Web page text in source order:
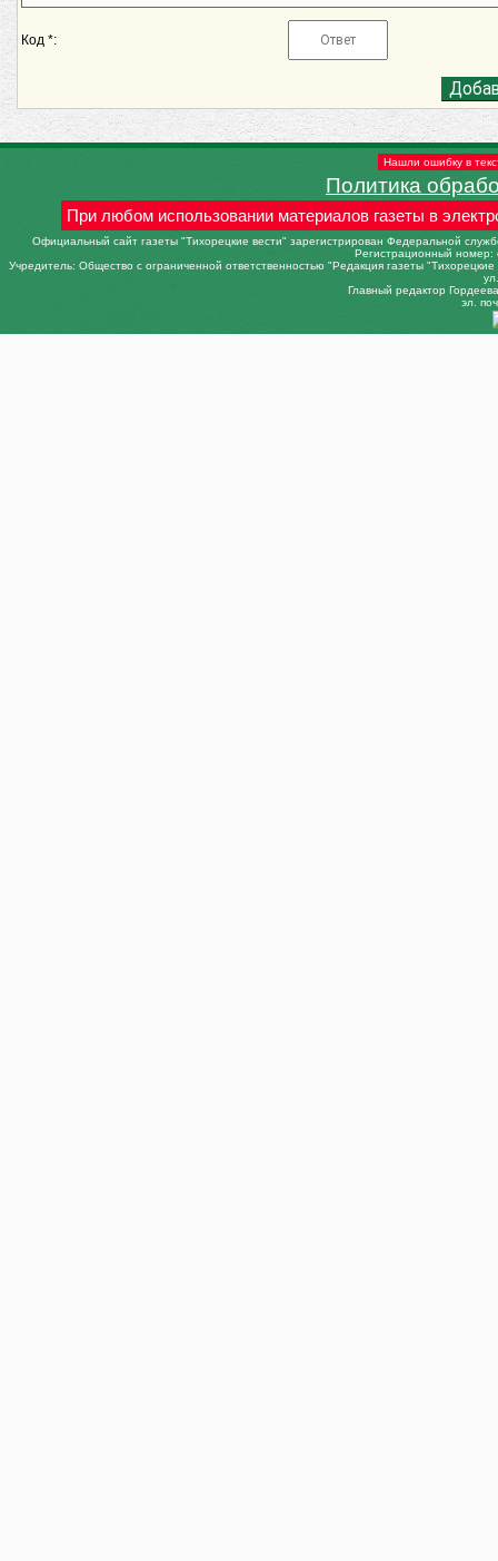
Код *:
Нашли ошибку в
Политика
При любом использовании материалов газеты в
Официальный сайт газеты "Тихорецкие вести" зарегистрирован Федеральной
Регистрационный
Учредитель: Общество с ограниченной ответственностью "Редакция газеты
Главный редактор
эл.